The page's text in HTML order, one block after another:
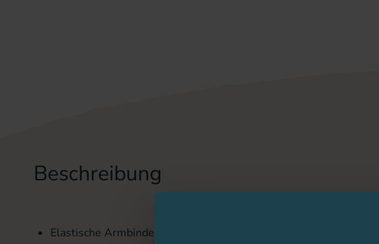
Beschreibung
Elastische Armbinde aus schnelltrocknendem Material gefertigt